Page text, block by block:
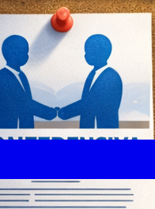
Impuls Tibbiyot Instituti